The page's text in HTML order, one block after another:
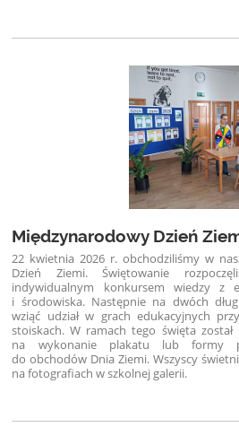
Międzynarodowy Dzień
22 kwietnia 2026 r. obchodziliśmy w
Dzień Ziemi. Świętowanie
indywidualnym konkursem wiedzy z
i środowiska. Następnie na dwóch
wziąć udział w grach edukacyjnych
stoiskach. W ramach tego święta
na wykonanie plakatu lub formy
do obchodów Dnia Ziemi. Wszyscy
na fotografiach w szkolnej galerii.